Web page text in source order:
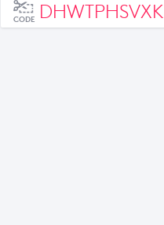
CODE DHWTPHSVXK